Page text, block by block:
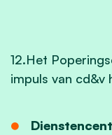
12.Het
impuls van cd&v